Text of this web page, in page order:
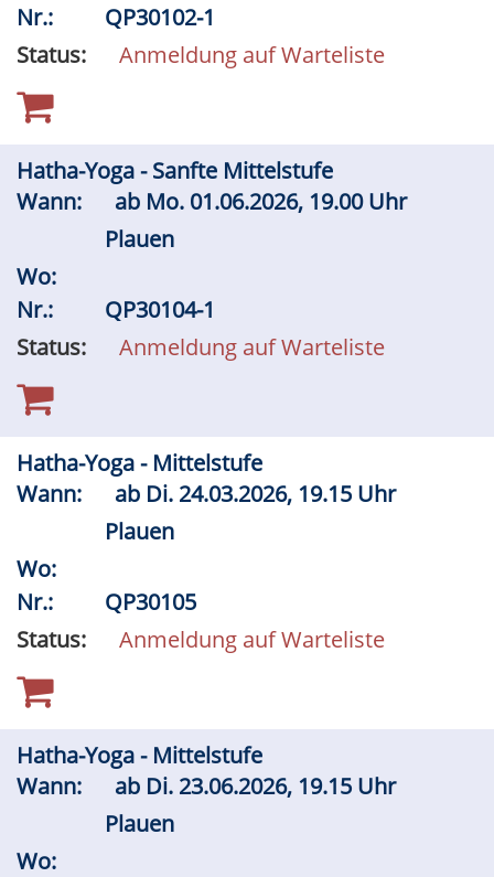
Nr.:
QP30102-1
Status:
Anmeldung auf Warteliste
Hatha-Yoga - Sanfte Mittelstufe
Wann:
ab Mo. 01.06.2026, 19.00 Uhr
Plauen
Wo:
Nr.:
QP30104-1
Status:
Anmeldung auf Warteliste
Hatha-Yoga - Mittelstufe
Wann:
ab Di. 24.03.2026, 19.15 Uhr
Plauen
Wo:
Nr.:
QP30105
Status:
Anmeldung auf Warteliste
Hatha-Yoga - Mittelstufe
Wann:
ab Di. 23.06.2026, 19.15 Uhr
Plauen
Wo: